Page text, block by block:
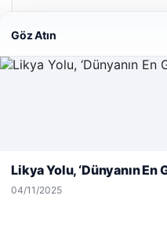
Güncel
İlkeleriyle Süreç İşletilecek
Web sitemizi nasıl
deneyiminizi kişiselleştirmek
Reddet Kabul Et
Göz Atın
Likya Yolu, ‘Dünyanın En
04/11/2025